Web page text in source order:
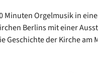
Minuten Orgelmusik in
Berlins mit einer
Geschichte der Kirche am